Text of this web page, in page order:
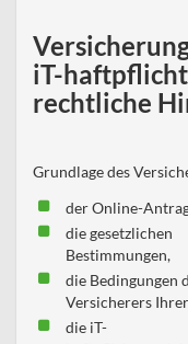
iT-
rechtliche
Grundlage des
der Online-
die gesetzlichen
Bestimmungen,
die Bedingungen
Versicherers
die iT-